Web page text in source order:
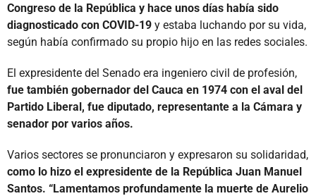
Congreso de la República y hace unos días había sido
diagnosticado con COVID-19 y estaba luchando por su vida,
según había confirmado su propio hijo en las redes sociales.
El expresidente del Senado era ingeniero civil de profesión,
fue también gobernador del Cauca en 1974 con el aval del
Partido Liberal, fue diputado, representante a la Cámara y
senador por varios años.
Varios sectores se pronunciaron y expresaron su solidaridad,
como lo hizo el expresidente de la República Juan Manuel
Santos. “Lamentamos profundamente la muerte de Aurelio